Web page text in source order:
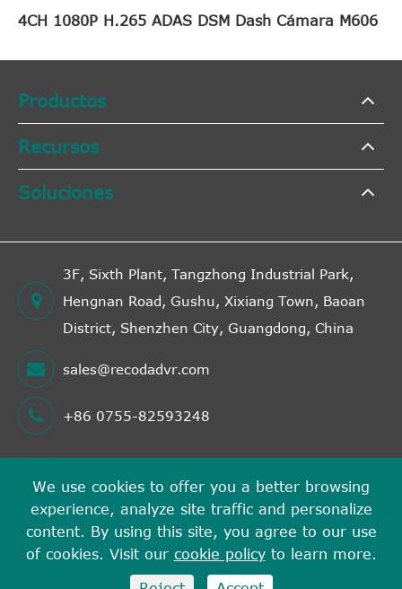
4CH 1080P H.265 ADAS DSM Dash Cámara M606
Productos
Recursos
Soluciones
3F, Sixth Plant, Tangzhong Industrial Park,
Hengnan Road, Gushu, Xixiang Town, Baoan
District, Shenzhen City, Guangdong, China
sales@recodadvr.com
+86 0755-82593248
Derechos DE AUTOR©
Shenzhen RECODA Technologies LimitedTodos los
derechos reservados.
We use cookies to offer you a better browsing
experience, analyze site traffic and personalize
content. By using this site, you agree to our use
of cookies. Visit our cookie policyto learn more.